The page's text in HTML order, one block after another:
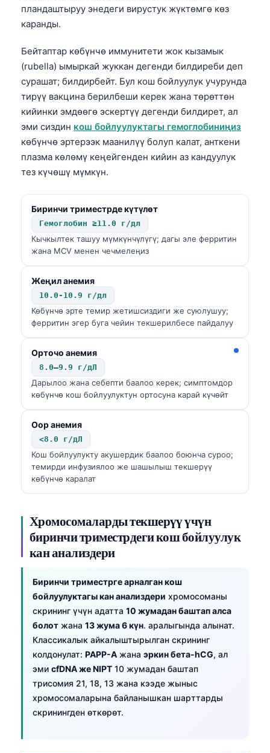
пландаштыруу энедеги вирустук жүктөмгө көз
каранды.
Бейтаптар көбүнчө иммунитети жок кызамык
(rubella) ымыркай жуккан дегенди билдиреби деп
сурашат; билдирбейт. Бул кош бойлуулук учурунда
тирүү вакцина берилбеши керек жана төрөттөн
кийинки эмдөөгө эскертүү дегенди билдирет, ал
эми сиздин кош бойлуулуктагы гемоглобиниңиз
көбүнчө эртерээк маанилүү болуп калат, анткени
плазма көлөмү кеңейгенден кийин аз кандуулук
тез күчөшү мүмкүн.
Биринчи триместрде күтүлөт
Гемоглобин ≥11.0 г/дл
Кычкылтек ташуу мүмкүнчүлүгү; дагы эле ферритин
жана MCV менен чечмелеңиз
Жеңил анемия
10.0-10.9 г/дл
Көбүнчө эрте темир жетишсиздиги же суюлушуу;
ферритин эгер буга чейин текшерилбесе пайдалуу
Орточо анемия
8.0–9.9 г/дЛ
Дарылоо жана себепти баалоо керек; симптомдор
көбүнчө кош бойлуулуктун ортосуна карай күчөйт
Оор анемия
<8.0 г/дЛ
Кош бойлуулукту акушердик баалоо боюнча суроо;
темирди инфузиялоо же шашылыш текшерүү
көбүнчө каралат
Хромосомаларды текшерүү үчүн
биринчи триместрдеги кош бойлуулук
кан анализдери
Биринчи триместрге арналган кош
бойлуулуктагы кан анализдери хромосоманы
скрининг үчүн адатта 10 жумадан баштап алса
болот жана 13 жума 6 күн. аралыгында алынат.
Классикалык айкалыштырылган скрининг
колдонулат: PAPP-A жана эркин бета-hCG, ал
эми cfDNA же NIPT 10 жумадан баштап
трисомия 21, 18, 13 жана кээде жыныс
хромосомаларына байланышкан шарттарды
скринингден өткөрөт.